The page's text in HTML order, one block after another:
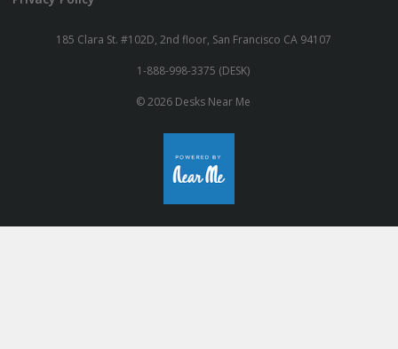
185 Clara St. #102D, 2nd floor, San Francisco CA 94107
1-888-998-3375 (DESK)
© 2026 Desks Near Me